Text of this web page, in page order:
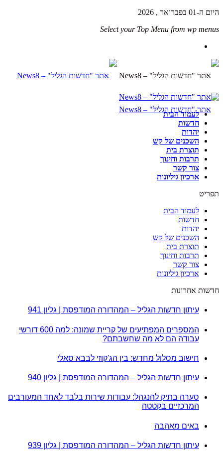
היום ה-01 בפברואר , 2026
Select your Top Menu from wp menus
לעמוד הבית
חדשות
יהדות
השכנים של קש
תוצרת בית
תרבות וחינוך
צור קשר
ארכיון גיליונות
תפריט
לעמוד הבית
חדשות
יהדות
השכנים של קש
תוצרת בית
תרבות וחינוך
צור קשר
ארכיון גיליונות
חדשות אחרונות
עיתון חדשות הגליל – המהדורה המודפסת | גליון 941
המספרים המפתיעים של קריית שמונה: למה 600 דורשי
עבודה הם לא מה שחשבתם?
חישוב מסלול מחדש: בין הג'קוזי לבבא סאלי
עיתון חדשות הגליל – המהדורה המודפסת | גליון 940
סערה בתיק להנגהל: עבודות שירות בלבד לאחד המעורבים
המרכזיים בקטטה
באים מאהבה
עיתון חדשות הגליל – המהדורה המודפסת | גליון 939